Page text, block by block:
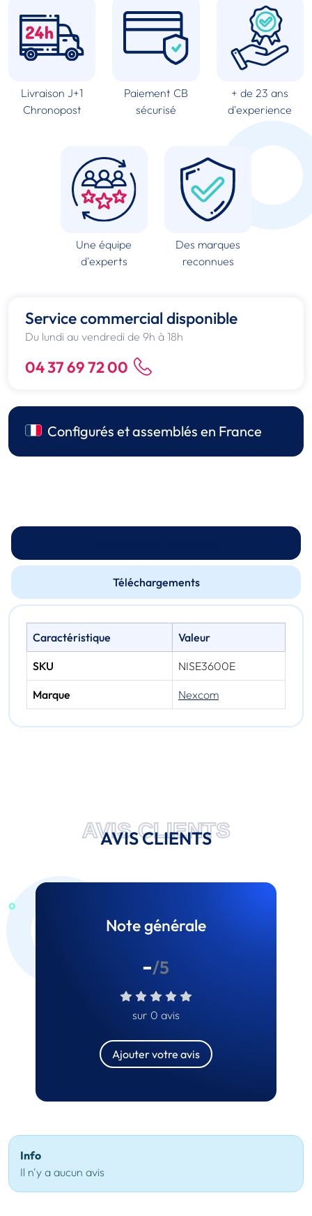
Livraison J+1
Chronopost
Paiement CB
sécurisé
+ de 23 ans
d'experience
Une équipe
d'experts
Des marques
reconnues
Service commercial disponible
Du lundi au vendredi de 9h à 18h
04 37 69 72 00
Configurés et assemblés en France
Téléchargements
Caractéristique Valeur
SKU NISE3600E
Marque Nexcom
AVIS CLIENTS
AVIS CLIENTS
Note générale
-/5
sur 0 avis
Ajouter votre avis
Info
Il n'y a aucun avis